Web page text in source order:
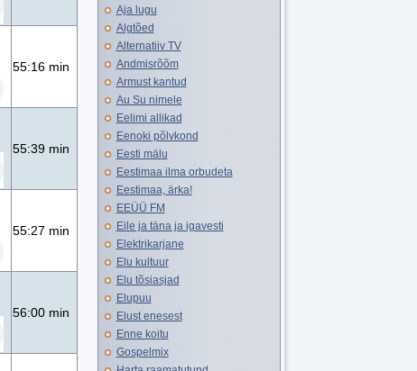
55:16 min
55:39 min
55:27 min
56:00 min
Aja lugu
Algtõed
Alternatiiv TV
Andmisrõõm
Armust kantud
Au Su nimele
Eelimi allikad
Eenoki põlvkond
Eesti mälu
Eestimaa ilma orbudeta
Eestimaa, ärka!
EEÜÜ FM
Eile ja täna ja igavesti
Elektrikarjane
Elu kultuur
Elu tõsiasjad
Elupuu
Elust enesest
Enne koitu
Gospelmix